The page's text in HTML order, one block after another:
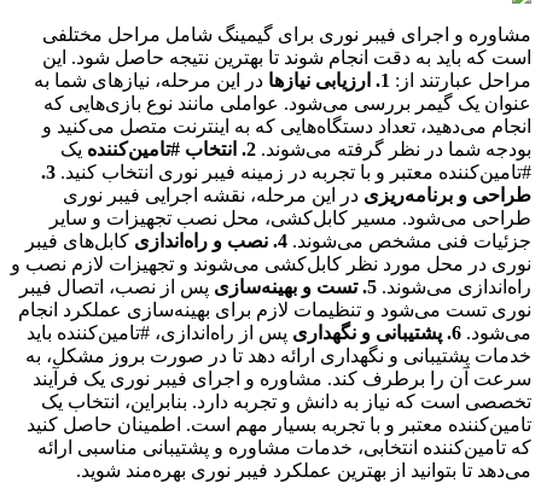
مشاوره و اجرای فیبر نوری برای گیمینگ شامل مراحل مختلفی
است که باید به دقت انجام شوند تا بهترین نتیجه حاصل شود. این
مراحل عبارتند از: 1. ارزیابی نیازها
در این مرحله، نیازهای شما به
عنوان یک گیمر بررسی می‌شود. عواملی مانند نوع بازی‌هایی که
انجام می‌دهید، تعداد دستگاه‌هایی که به اینترنت متصل می‌کنید و
بودجه شما در نظر گرفته می‌شوند. 2. انتخاب #تامین‌کننده
یک
#تامین‌کننده معتبر و با تجربه در زمینه فیبر نوری انتخاب کنید.
3.
طراحی و برنامه‌ریزی در این مرحله، نقشه اجرایی فیبر نوری
طراحی می‌شود. مسیر کابل‌کشی، محل نصب تجهیزات و سایر
جزئیات فنی مشخص می‌شوند. 4. نصب و راه‌اندازی
کابل‌های فیبر
نوری در محل مورد نظر کابل‌کشی می‌شوند و تجهیزات لازم نصب و
راه‌اندازی می‌شوند. 5. تست و بهینه‌سازی
پس از نصب، اتصال فیبر
نوری تست می‌شود و تنظیمات لازم برای بهینه‌سازی عملکرد انجام
می‌شود. 6. پشتیبانی و نگهداری
پس از راه‌اندازی، #تامین‌کننده باید
خدمات پشتیبانی و نگهداری ارائه دهد تا در صورت بروز مشکل، به
سرعت آن را برطرف کند. مشاوره و اجرای فیبر نوری یک فرآیند
تخصصی است که نیاز به دانش و تجربه دارد. بنابراین، انتخاب یک
تامین‌کننده معتبر و با تجربه بسیار مهم است. اطمینان حاصل کنید
که تامین‌کننده انتخابی، خدمات مشاوره و پشتیبانی مناسبی ارائه
می‌دهد تا بتوانید از بهترین عملکرد فیبر نوری بهره‌مند شوید.